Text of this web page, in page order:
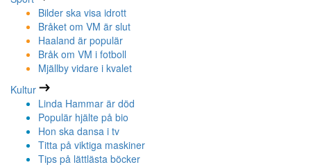
Bilder ska visa idrott
Bråket om VM är slut
Haaland är populär
Bråk om VM i fotboll
Mjällby vidare i kvalet
Kultur
Linda Hammar är död
Populär hjälte på bio
Hon ska dansa i tv
Titta på viktiga maskiner
Tips på lättlästa böcker